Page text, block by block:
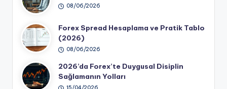
08/06/2026
Forex Spread Hesaplama ve Pratik Tablo
(2026)
08/06/2026
2026’da Forex’te Duygusal Disiplin
Sağlamanın Yolları